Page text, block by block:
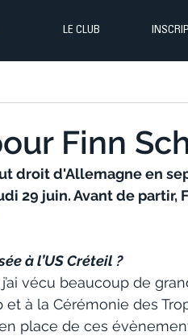
LE CLUB
Finn
droit d'Allemagne en
29 juin. Avant de partir,
à l’US Créteil ?
vécu beaucoup de
et à la Cérémonie des
place de ces